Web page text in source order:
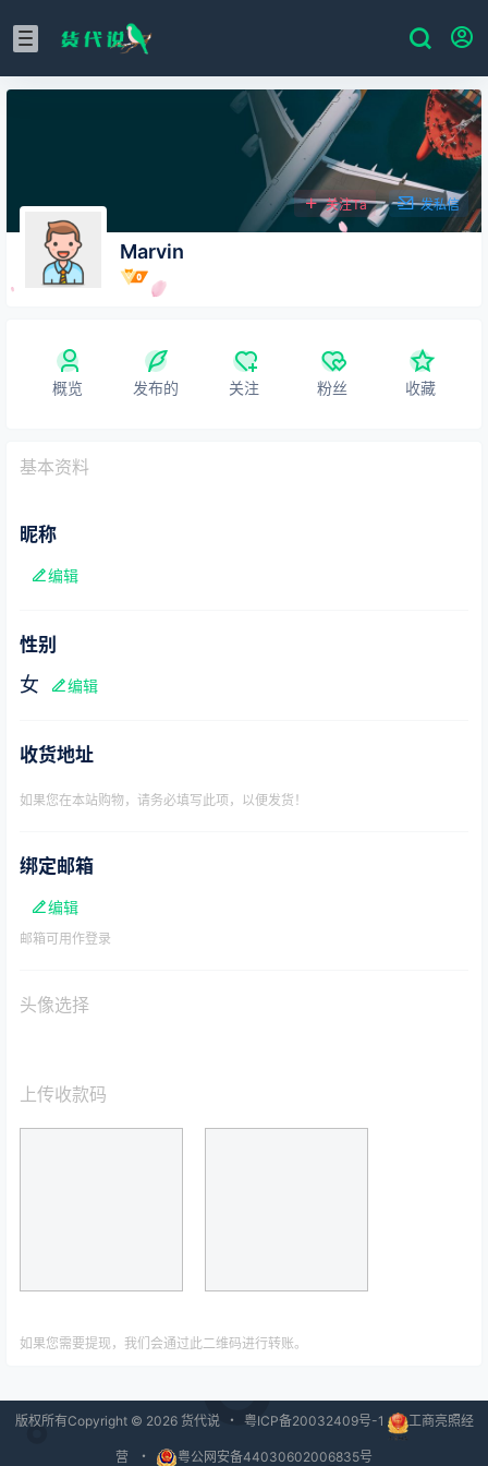
Marvin
关注Ta 发私信
概览 发布的 关注 粉丝 收藏
基本资料
昵称
编辑
性别
女 编辑
收货地址
如果您在本站购物，请务必填写此项，以便发货！
绑定邮箱
编辑
邮箱可用作登录
头像选择
上传收款码
如果您需要提现，我们会通过此二维码进行转账。
版权所有Copyright © 2026货代说 ・ 粤ICP备20032409号-1 工商亮照经
营 ・ 粤公网安备44030602006835号